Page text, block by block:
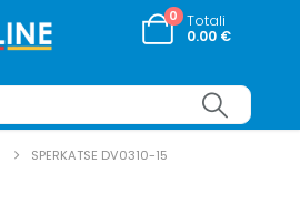
0 Totali
0.00 €
SPERKATSE DV0310-15